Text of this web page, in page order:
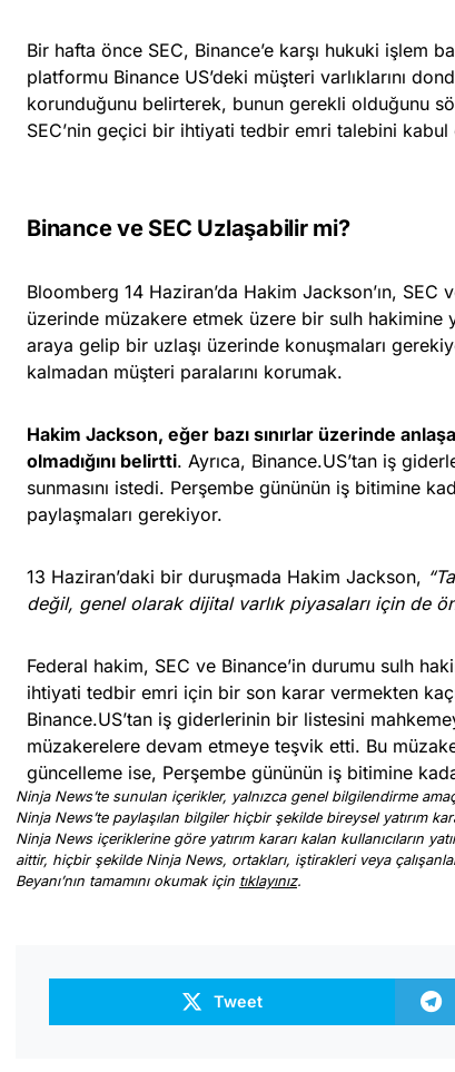
Bir hafta önce SEC, Binance’e karşı hukuki işlem
platformu Binance US’deki müşteri varlıklarını
korunduğunu belirterek, bunun gerekli olduğunu
SEC’nin geçici bir ihtiyati tedbir emri talebini kabul
Binance ve SEC Uzlaşabilir mi?
Bloomberg 14 Haziran’da Hakim Jackson’ın, SEC
üzerinde müzakere etmek üzere bir sulh hakimine
araya gelip bir uzlaşı üzerinde konuşmaları
kalmadan müşteri paralarını korumak.
Hakim Jackson, eğer bazı sınırlar üzerinde
olmadığını belirtti. Ayrıca, Binance.US’tan iş
sunmasını istedi. Perşembe gününün iş bitimine
paylaşmaları gerekiyor.
13 Haziran’daki bir duruşmada Hakim Jackson,
değil, genel olarak dijital varlık piyasaları için de
Federal hakim, SEC ve Binance’in durumu sulh
ihtiyati tedbir emri için bir son karar vermekten
Binance.US’tan iş giderlerinin bir listesini
müzakerelere devam etmeye teşvik etti. Bu
güncelleme ise, Perşembe gününün iş bitimine
Ninja News’te sunulan içerikler, yalnızca genel bilgilendirme
Ninja News’te paylaşılan bilgiler hiçbir şekilde bireysel yatırım
Ninja News içeriklerine göre yatırım kararı kalan kullanıcıların
aittir, hiçbir şekilde Ninja News, ortakları, iştirakleri veya
Beyanı’nın tamamını okumak için tıklayınız.
Tweet